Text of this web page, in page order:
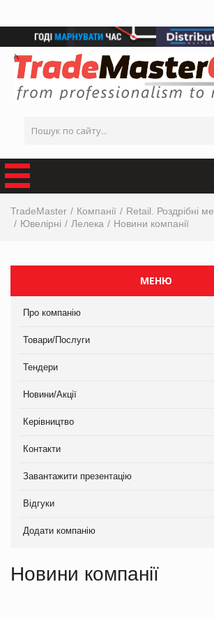
TradeMaster Компанії
Retail. Роздрібні
Ювелірні
Лелека Новини компанії
МЕНЮ
Про компанію
Товари/Послуги
Тендери
Новини/Акції
Керівництво
Контакти
Завантажити презентацію
Відгуки
Додати компанію
Новини компанії